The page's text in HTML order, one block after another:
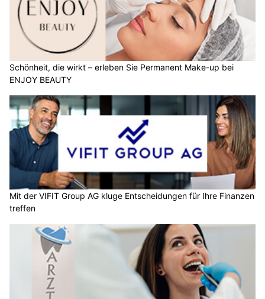
Schönheit, die wirkt – erleben Sie Permanent Make-up bei
ENJOY BEAUTY
Mit der VIFIT Group AG kluge Entscheidungen für Ihre Finanzen
treffen